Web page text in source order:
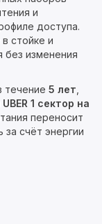
и
доступа.
стойке и
без изменения
течение 5 лет
UBER 1 сектор на
переносит
счёт энергии